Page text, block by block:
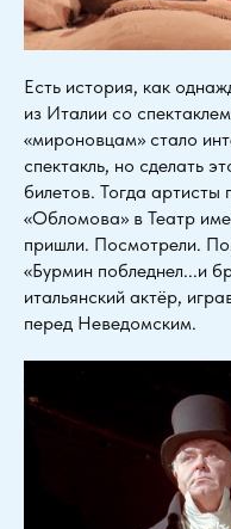
Есть история, как
из Италии со
«мироновцам» стало
спектакль, но сделать
билетов. Тогда артисты
«Обломова» в Театр
пришли. Посмотрели.
«Бурмин побледнел...и
итальянский актёр,
перед Неведомским.